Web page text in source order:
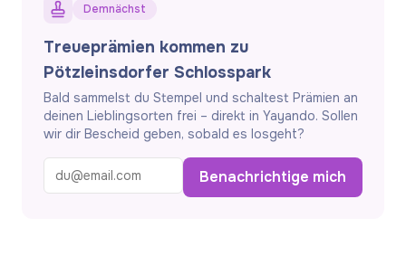
Demnächst
Treueprämien kommen zu
Pötzleinsdorfer Schlosspark
Bald sammelst du Stempel und schaltest Prämien an
deinen Lieblingsorten frei – direkt in Yayando. Sollen
wir dir Bescheid geben, sobald es losgeht?
Benachrichtige mich